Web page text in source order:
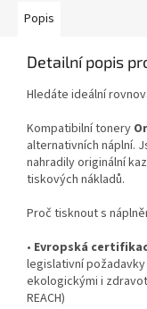
Popis
Detailní popis
Hledáte ideální
Kompatibilní tonery
alternativních náplní.
nahradily originální
tiskových nákladů.
Proč tisknout s
• Evropská
legislativní
ekologickými i
REACH)